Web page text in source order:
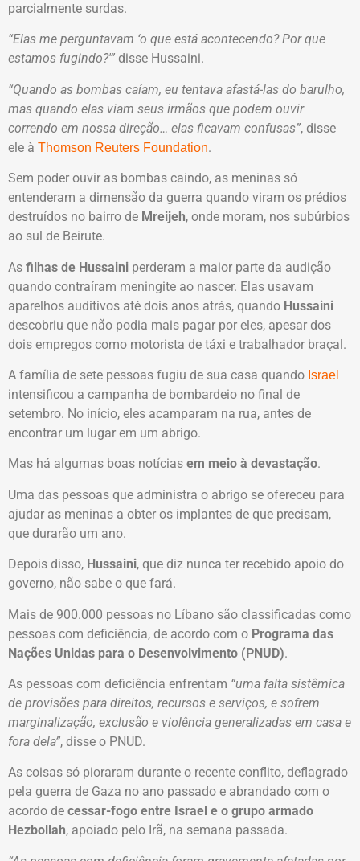
parcialmente surdas.
“Elas me perguntavam ‘o que está acontecendo? Por que
estamos fugindo?'” disse Hussaini.
“Quando as bombas caíam, eu tentava afastá-las do barulho,
mas quando elas viam seus irmãos que podem ouvir
correndo em nossa direção… elas ficavam confusas”, disse
ele à Thomson Reuters Foundation.
Sem poder ouvir as bombas caindo, as meninas só
entenderam a dimensão da guerra quando viram os prédios
destruídos no bairro de Mreijeh, onde moram, nos subúrbios
ao sul de Beirute.
As filhas de Hussaini perderam a maior parte da audição
quando contraíram meningite ao nascer. Elas usavam
aparelhos auditivos até dois anos atrás, quando Hussaini
descobriu que não podia mais pagar por eles, apesar dos
dois empregos como motorista de táxi e trabalhador braçal.
A família de sete pessoas fugiu de sua casa quando Israel
intensificou a campanha de bombardeio no final de
setembro. No início, eles acamparam na rua, antes de
encontrar um lugar em um abrigo.
Mas há algumas boas notícias em meio à devastação.
Uma das pessoas que administra o abrigo se ofereceu para
ajudar as meninas a obter os implantes de que precisam,
que durarão um ano.
Depois disso, Hussaini, que diz nunca ter recebido apoio do
governo, não sabe o que fará.
Mais de 900.000 pessoas no Líbano são classificadas como
pessoas com deficiência, de acordo com o Programa das
Nações Unidas para o Desenvolvimento (PNUD).
As pessoas com deficiência enfrentam “uma falta sistêmica
de provisões para direitos, recursos e serviços, e sofrem
marginalização, exclusão e violência generalizadas em casa e
fora dela”, disse o PNUD.
As coisas só pioraram durante o recente conflito, deflagrado
pela guerra de Gaza no ano passado e abrandado com o
acordo de cessar-fogo entre Israel e o grupo armado
Hezbollah, apoiado pelo Irã, na semana passada.